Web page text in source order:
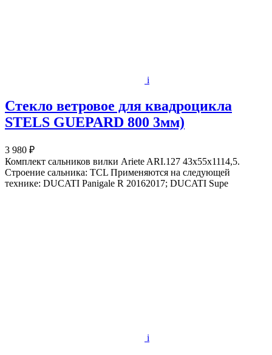
i
Стекло ветровое для квадроцикла
STELS GUEPARD 800 3мм)
3 980 ₽
Комплект сальников вилки Ariete ARI.127 43x55x1114,5.
Строение сальника: TCL Применяются на следующей
технике: DUCATI Panigale R 20162017; DUCATI Supe
i